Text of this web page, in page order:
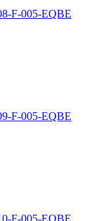
F-005-EQBE
F-005-EQBE
F-005-EQBE